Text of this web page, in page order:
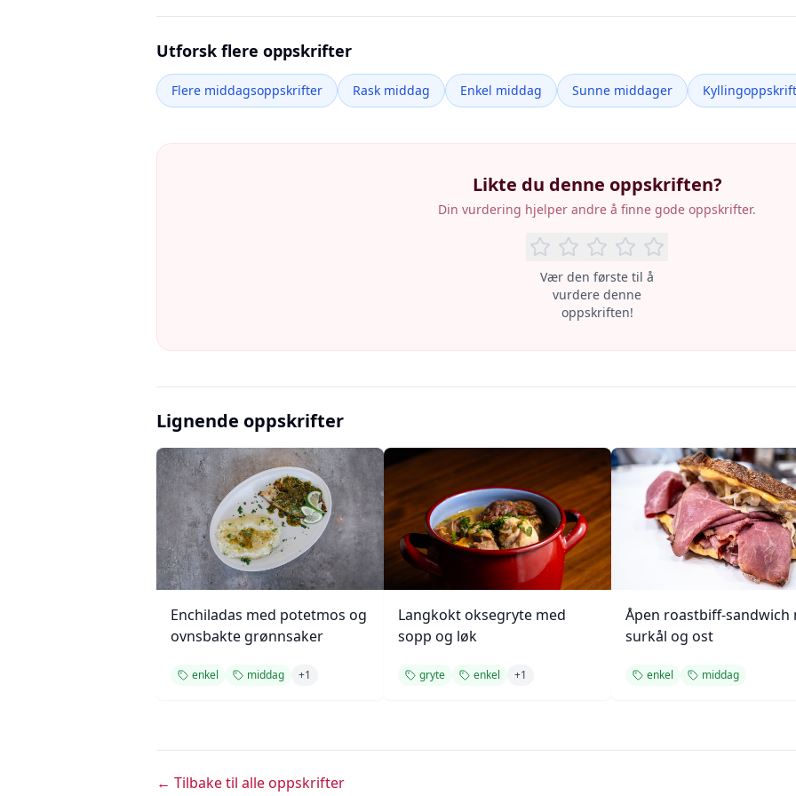
Utforsk flere oppskrifter
Flere middagsoppskrifter Rask middag Enkel middag Sunne middager
Likte du denne oppskriften?
Din vurdering hjelper andre å finne gode oppskrifter.
Vær den første til å
vurdere denne
oppskriften!
Lignende oppskrifter
Enchiladas med potetmos og
ovnsbakte grønnsaker
enkel middag +1
Langkokt oksegryte med
sopp og løk
gryte enkel +1
Åpen roastbiff-sandwich
surkål og ost
enkel middag
← Tilbake til alle oppskrifter